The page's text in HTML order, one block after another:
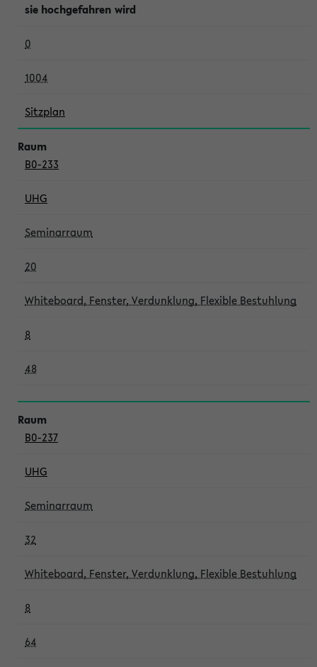
sie hochgefahren wird
0
1004
Sitzplan
B0-233
UHG
Seminarraum
20
Whiteboard, Fenster, Verdunklung, Flexible Bestuhlung
8
48
B0-237
UHG
Seminarraum
32
Whiteboard, Fenster, Verdunklung, Flexible Bestuhlung
8
64